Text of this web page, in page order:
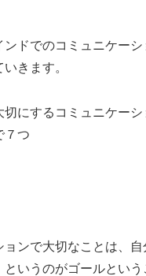
ンドでのコミュニケーシ
きます。
切にするコミュニケー
７つ
ョンで大切なことは、
というのがゴールとい